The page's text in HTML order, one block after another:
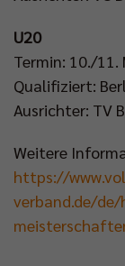
U20
Termin: 10./11.
Qualifiziert:
Ausrichter: TV
Weitere
https://
verband.de/